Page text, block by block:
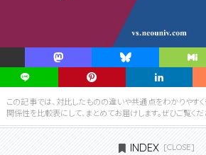
この記事では、対比したものの違いや共通点をわかりやす
関係性を比較表にして、まとめてお届けします。ぜひご覧くだ
INDEX